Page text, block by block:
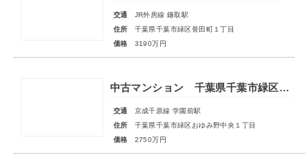
交通
JR外房線 鎌取駅
住所
千葉県千葉市緑区誉田町１丁目
価格
3190万円
中古マンション 千葉県千葉市緑区おゆみ野中央１丁目
交通
京成千原線 学園前駅
住所
千葉県千葉市緑区おゆみ野中央１丁目
価格
2750万円